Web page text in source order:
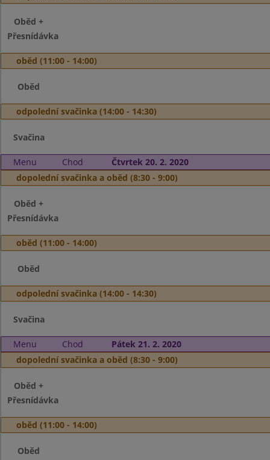
Oběd +
Přesnídávka
oběd (11:00 - 14:00)
Oběd
odpolední svačinka (14:00 - 14:30)
Svačina
Menu Chod
Čtvrtek 20. 2. 2020
dopolední svačinka a oběd (8:30 - 9:00)
Oběd +
Přesnídávka
oběd (11:00 - 14:00)
Oběd
odpolední svačinka (14:00 - 14:30)
Svačina
Menu Chod
Pátek 21. 2. 2020
dopolední svačinka a oběd (8:30 - 9:00)
Oběd +
Přesnídávka
oběd (11:00 - 14:00)
Oběd